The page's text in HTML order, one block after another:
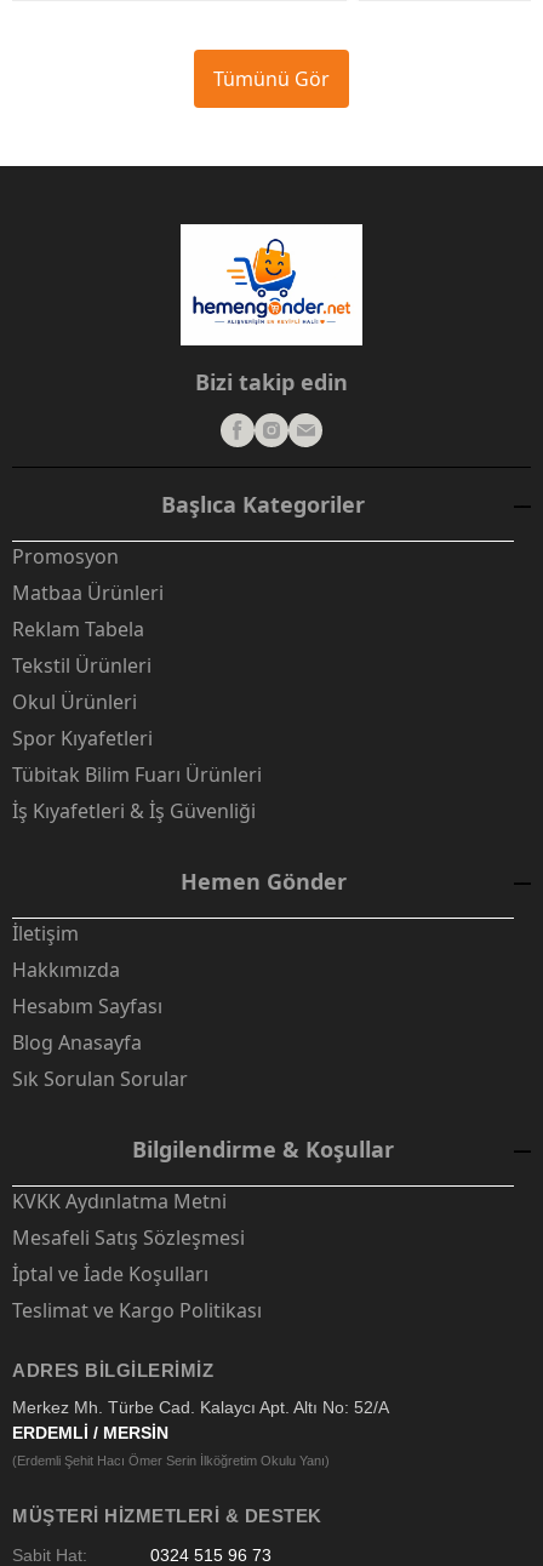
Tümünü Gör
Bizi takip edin
Başlıca Kategoriler
Promosyon
Matbaa Ürünleri
Reklam Tabela
Tekstil Ürünleri
Okul Ürünleri
Spor Kıyafetleri
Tübitak Bilim Fuarı Ürünleri
İş Kıyafetleri & İş Güvenliği
Hemen Gönder
İletişim
Hakkımızda
Hesabım Sayfası
Blog Anasayfa
Sık Sorulan Sorular
Bilgilendirme & Koşullar
KVKK Aydınlatma Metni
Mesafeli Satış Sözleşmesi
İptal ve İade Koşulları
Teslimat ve Kargo Politikası
ADRES BILGILERIMIZ
Merkez Mh. Türbe Cad. Kalaycı Apt. Altı No: 52/A
ERDEMLİ / MERSİN
(Erdemli Şehit Hacı Ömer Serin İlköğretim Okulu Yanı)
MÜŞTERI HIZMETLERI & DESTEK
Sabit Hat: 0324 515 96 73